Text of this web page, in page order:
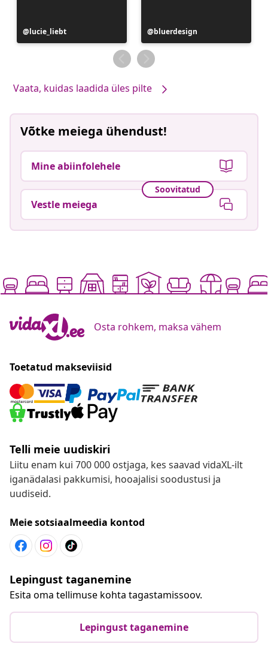
Postitus
avaldatud
lucie_liebt
Postitus
avaldatud
bluerdesign
Vaata, kuidas laadida üles pilte
Võtke meiega ühendust!
Mine abiinfolehele
Soovitatud
Vestle meiega
Osta rohkem, maksa vähem
Toetatud makseviisid
Telli meie uudiskiri
Liitu enam kui 700 000 ostjaga, kes saavad vidaXL-ilt
iganädalasi pakkumisi, hooajalisi soodustusi ja
uudiseid.
Meie sotsiaalmeedia kontod
Lepingust taganemine
Esita oma tellimuse kohta tagastamissoov.
Lepingust taganemine